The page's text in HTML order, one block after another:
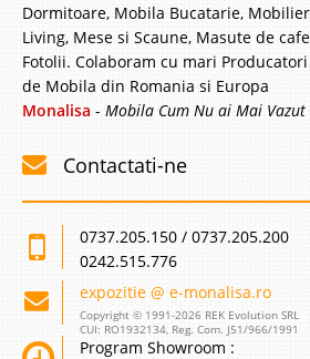
Dormitoare, Mobila Bucatarie, Mobilier
Living, Mese si Scaune, Masute de
Fotolii. Colaboram cu mari Producatori
de Mobila din Romania si Europa
Monalisa - Mobila Cum Nu ai Mai Vazut
Contactati-ne
0737.205.150 / 0737.205.200
0242.515.776
expozitie @ e-monalisa.ro
Copyright © 1991-2026 REK Evolution SRL
CUI: RO1932134, Reg. Com. J51/966/1991
Program Showroom :